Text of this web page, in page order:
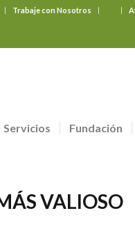
Trabaje con Nosotros
Servicios Fundación
VALIOSO